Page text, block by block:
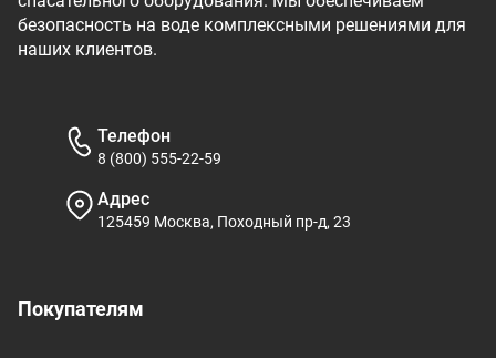
безопасность на воде комплексными решениями для
наших клиентов.
Покупателям
Телефон
8 (800) 555-22-59
Адрес
125459 Москва, Походный пр-д, 23